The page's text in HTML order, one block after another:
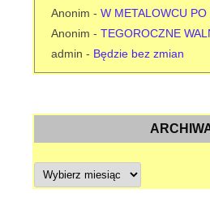
Anonim - W METALOWCU PO
Anonim - TEGOROCZNE
admin - Będzie bez zmian
A
c